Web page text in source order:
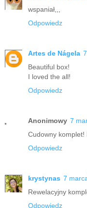
wspaniał,,,
Odpowiedz
Artes de Nágela
Beautiful box!
I loved the all!
Odpowiedz
Anonimowy 7
Cudowny komplet!
Odpowiedz
krystynas 7
Rewelacyjny
Odpowiedz